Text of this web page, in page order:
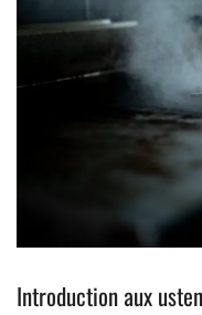
Introduction aux